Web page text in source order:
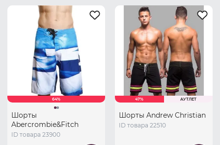
64%
Шорты
Abercrombie&Fitch
ID товара 23900
47% АУТЛЕТ
Шорты Andrew Christian
ID товара 22510